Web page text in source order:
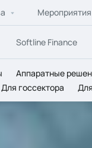
Мероприятия
Softline Finance
Аппаратные
Для госсектора